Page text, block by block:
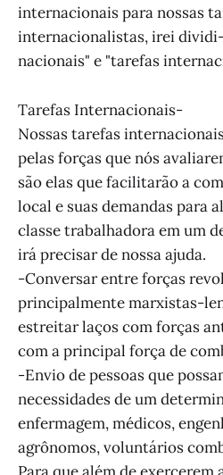
internacionais para nossas
internacionalistas, irei
nacionais" e "tarefas
Tarefas Internacionais-
Nossas tarefas
pelas forças que nós
são elas que facilitarão a
local e suas demandas para
classe trabalhadora em um
irá precisar de nossa ajuda.
-Conversar entre forças
principalmente marxistas-
estreitar laços com forças
com a principal força de
-Envio de pessoas que
necessidades de um
enfermagem, médicos,
agrônomos, voluntários